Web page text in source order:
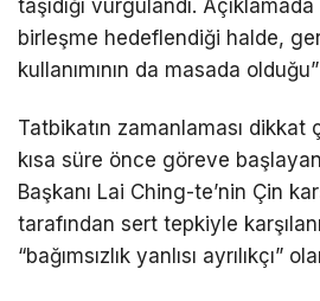
taşıdığı vurgulandı. Açıklamada
birleşme hedeflendiği halde,
kullanımının da masada
Tatbikatın zamanlaması dikkat
kısa süre önce göreve
Başkanı Lai Ching-te’nin Çin
tarafından sert tepkiyle
“bağımsızlık yanlısı ayrılıkçı”